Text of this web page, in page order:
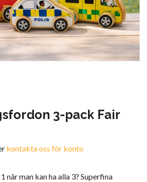
3-pack Fair
kontakta oss för konto
när man kan ha alla 3? Superfina